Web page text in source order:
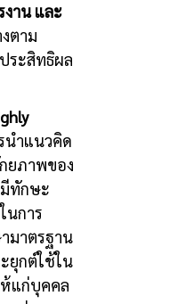
งาน และ
ตาม
ระสิทธิผล
นำแนวคิด
ยภาพของ
ทักษะ
นการ
มาตรฐาน
ยุกต์ใช้ใน
ห้แก่บุคคล